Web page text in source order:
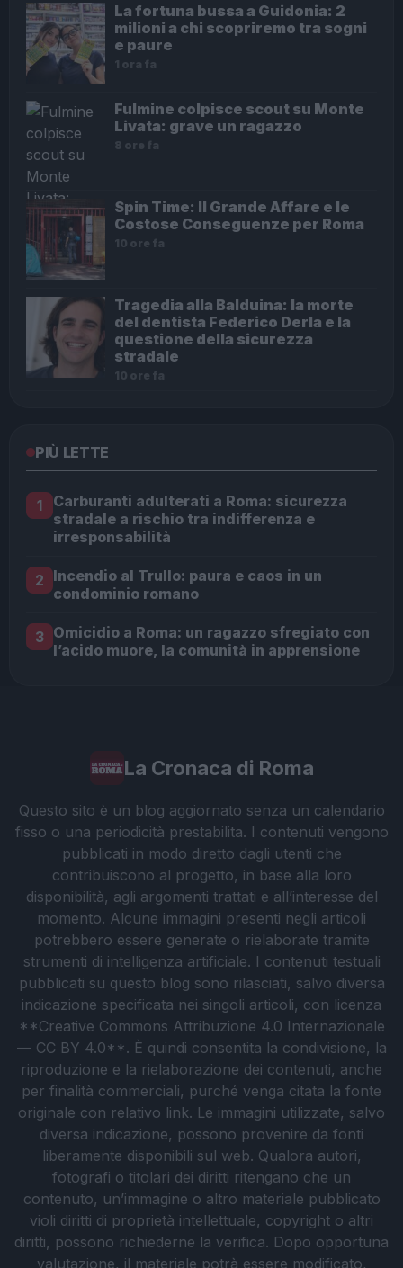
La fortuna bussa a Guidonia: 2
milioni a chi scopriremo tra sogni
e paure
1 ora fa
Fulmine colpisce scout su Monte
Livata: grave un ragazzo
8 ore fa
Spin Time: Il Grande Affare e le
Costose Conseguenze per Roma
10 ore fa
Tragedia alla Balduina: la morte
del dentista Federico Derla e la
questione della sicurezza
stradale
10 ore fa
PIÙ LETTE
1
Carburanti adulterati a Roma: sicurezza
stradale a rischio tra indifferenza e
irresponsabilità
2 Incendio al Trullo: paura e caos in un
condominio romano
3 Omicidio a Roma: un ragazzo sfregiato con
l’acido muore, la comunità in apprensione
La Cronaca di Roma
Questo sito è un blog aggiornato senza un calendario
fisso o una periodicità prestabilita. I contenuti vengono
pubblicati in modo diretto dagli utenti che
contribuiscono al progetto, in base alla loro
disponibilità, agli argomenti trattati e all’interesse del
momento. Alcune immagini presenti negli articoli
potrebbero essere generate o rielaborate tramite
strumenti di intelligenza artificiale. I contenuti testuali
pubblicati su questo blog sono rilasciati, salvo diversa
indicazione specificata nei singoli articoli, con licenza
**Creative Commons Attribuzione 4.0 Internazionale
— CC BY 4.0**. È quindi consentita la condivisione, la
riproduzione e la rielaborazione dei contenuti, anche
per finalità commerciali, purché venga citata la fonte
originale con relativo link. Le immagini utilizzate, salvo
diversa indicazione, possono provenire da fonti
liberamente disponibili sul web. Qualora autori,
fotografi o titolari dei diritti ritengano che un
contenuto, un’immagine o altro materiale pubblicato
violi diritti di proprietà intellettuale, copyright o altri
diritti, possono richiederne la verifica. Dopo opportuna
valutazione, il materiale potrà essere modificato,